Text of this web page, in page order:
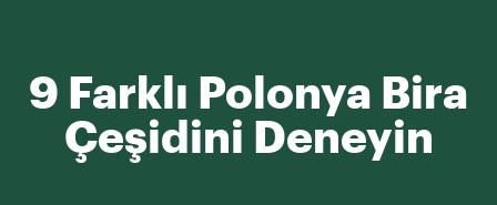
9 Farklı Polonya Bira
Çeşidini Deneyin